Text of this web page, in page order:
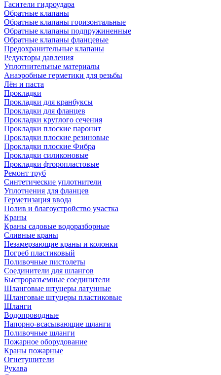
Гасители гидроудара
Обратные клапаны
Обратные клапаны горизонтальные
Обратные клапаны подпружиненные
Обратные клапаны фланцевые
Предохранительные клапаны
Редукторы давления
Уплотнительные материалы
Анаэробные герметики для резьбы
Лён и паста
Прокладки
Прокладки для кранбуксы
Прокладки для фланцев
Прокладки круглого сечения
Прокладки плоские паронит
Прокладки плоские резиновые
Прокладки плоские Фибра
Прокладки силиконовые
Прокладки фторопластовые
Ремонт труб
Синтетические уплотнители
Уплотнения для фланцев
Герметизация ввода
Полив и благоустройство участка
Краны
Краны садовые водоразборные
Сливные краны
Незамерзающие краны и колонки
Погреб пластиковый
Поливочные пистолеты
Соединители для шлангов
Быстроразъемные соединители
Шланговые штуцеры латунные
Шланговые штуцеры пластиковые
Шланги
Водопроводные
Напорно-всасывающие шланги
Поливочные шланги
Пожарное оборудование
Краны пожарные
Огнетушители
Рукава